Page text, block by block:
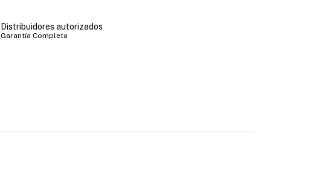
Distribuidores autorizados
Garantía Completa